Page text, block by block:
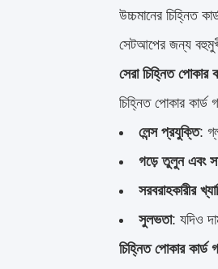
উচ্চমানের চিহ্নিত
সেটআপের জন্য
সেরা চিহ্নিত পোকার
চিহ্নিত পোকার কার্ড
লেন্স প্রযুক্তি:
গড়ে তুলুন এবং
সরবরাহকারীর
সুলভতা: যদিও
চিহ্নিত পোকার কার্ড